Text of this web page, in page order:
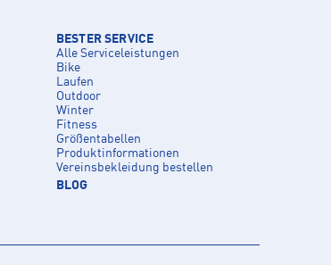
BESTER SERVICE
Alle Serviceleistungen
Bike
Laufen
Outdoor
Winter
Fitness
Größentabellen
Produktinformationen
Vereinsbekleidung bestellen
BLOG